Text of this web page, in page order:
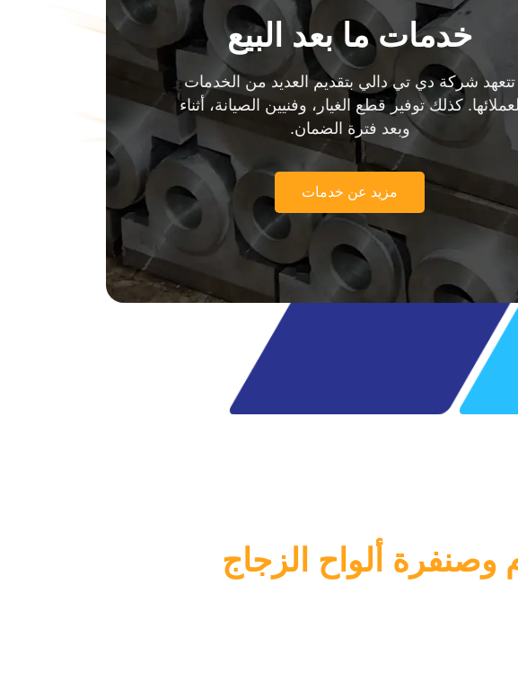
خدمات ما بعد البيع
تتعهد شركة دي تي دالي بتقديم العديد من الخدمات
لعملائها. كذلك توفير قطع الغيار، وفنيين الصيانة، أثناء
وبعد فترة الضمان.
مزيد عن خدمات
ألواح الزجاج